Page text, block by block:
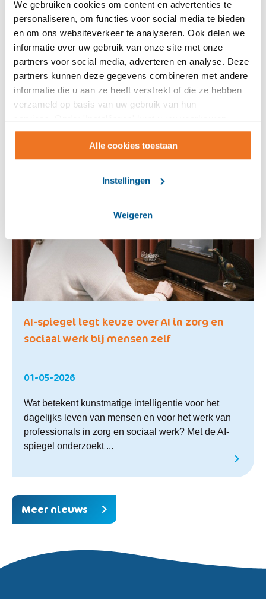
We gebruiken cookies om content en advertenties te
personaliseren, om functies voor social media te bieden
en om ons websiteverkeer te analyseren. Ook delen we
informatie over uw gebruik van onze site met onze
partners voor social media, adverteren en analyse. Deze
partners kunnen deze gegevens combineren met andere
informatie die u aan ze heeft verstrekt of die ze hebben
verzameld op basis van uw gebruik van hun
services. Onder 'Instellingen' kunt u uw voorkeuren
wijzigen.
Alle cookies toestaan
Instellingen
Weigeren
14-07-2026
Een luisterend oor, iemand die meedenkt of hulp die
snel geregeld is. Ook vanaf 2027 kunnen kinderen,
jongeren en gezinnen rekenen op laagdrempelige
ondersteuning dichtbij ...
AI-spiegel legt keuze over AI in zorg en
sociaal werk bij mensen zelf
01-05-2026
Wat betekent kunstmatige intelligentie voor het
dagelijks leven van mensen en voor het werk van
professionals in zorg en sociaal werk? Met de AI-
spiegel onderzoekt ...
Meer nieuws